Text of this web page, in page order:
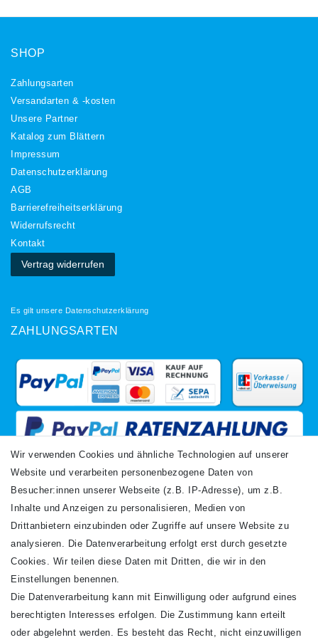
SHOP
Zahlungsarten
Versandarten & -kosten
Unsere Partner
Katalog zum Blättern
Impressum
Daten­schutz­erklärung
AGB
Barrierefreiheitserklärung
Widerrufs­recht
Kontakt
Vertrag widerrufen
Es gilt unsere Datenschutzerklärung
ZAHLUNGSARTEN
VERSANDARTEN
Newsletter
Wir verwenden Cookies und ähnliche Technologien auf unserer
Website und verarbeiten personenbezogene Daten von
Besucher:innen unserer Webseite (z.B. IP-Adresse), um z.B.
Inhalte und Anzeigen zu personalisieren, Medien von
Drittanbietern einzubinden oder Zugriffe auf unsere Website zu
analysieren. Die Datenverarbeitung erfolgt erst durch gesetzte
Cookies. Wir teilen diese Daten mit Dritten, die wir in den
Einstellungen benennen.
Die Datenverarbeitung kann mit Einwilligung oder aufgrund eines
berechtigten Interesses erfolgen. Die Zustimmung kann erteilt
oder abgelehnt werden. Es besteht das Recht, nicht einzuwilligen